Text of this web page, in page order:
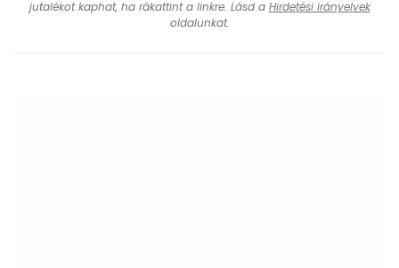
jutalékot kaphat, ha rákattint a linkre. Lásd a Hirdetési irányelvek
oldalunkat.